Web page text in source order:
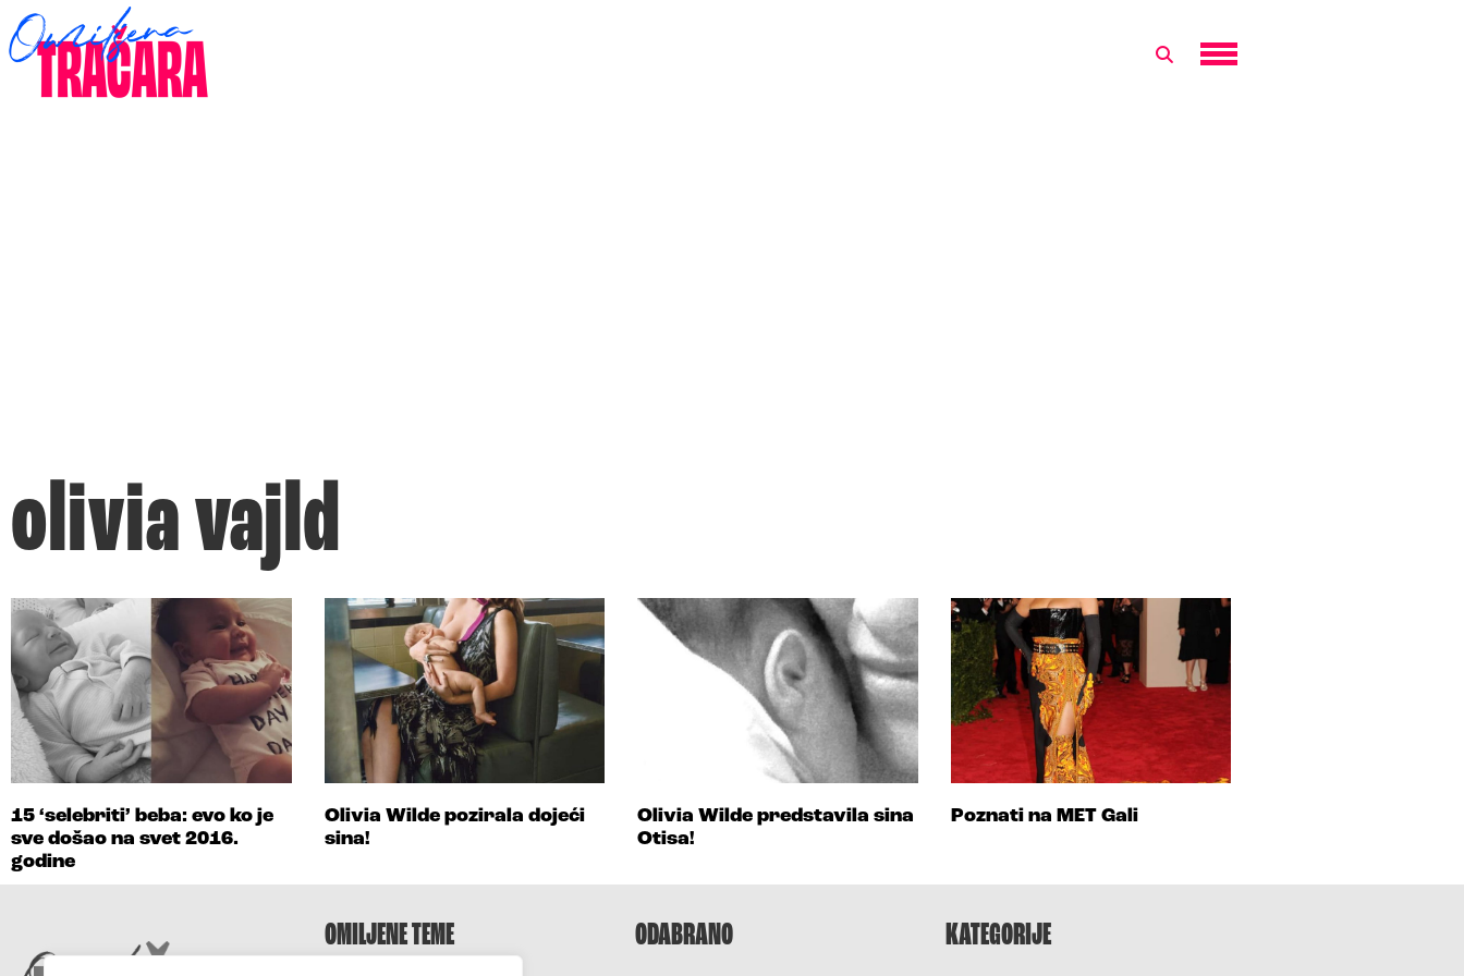
olivia vajld
15 ‘selebriti’ beba: evo ko je
sve došao na svet 2016.
godine
Olivia Wilde pozirala dojeći
sina!
Olivia Wilde predstavila sina
Otisa!
Poznati na MET Gali
OMILJENE TEME ODABRANO KATEGORIJE